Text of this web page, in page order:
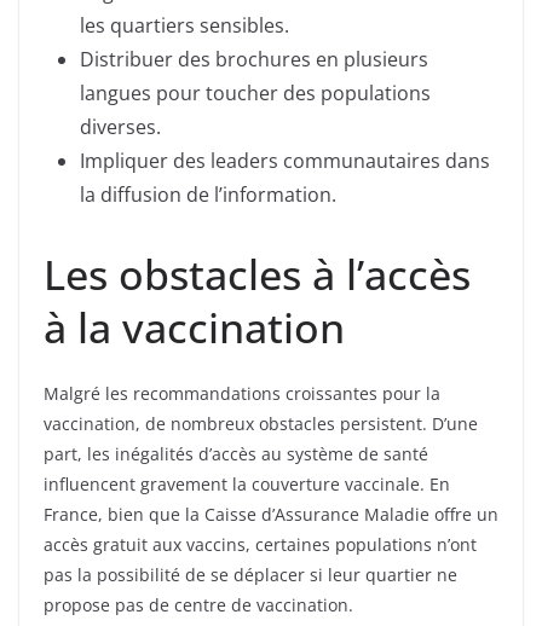
les quartiers sensibles.
Distribuer des brochures en plusieurs
langues pour toucher des populations
diverses.
Impliquer des leaders communautaires dans
la diffusion de l’information.
Les obstacles à l’accès
à la vaccination
Malgré les recommandations croissantes pour la
vaccination, de nombreux obstacles persistent. D’une
part, les inégalités d’accès au système de santé
influencent gravement la couverture vaccinale. En
France, bien que la Caisse d’Assurance Maladie offre un
accès gratuit aux vaccins, certaines populations n’ont
pas la possibilité de se déplacer si leur quartier ne
propose pas de centre de vaccination.